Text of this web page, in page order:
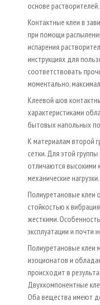
основе
Контактные клеи в
при помощи
испарения
инструкциях для
соответствовать
моментально,
Клеевой шов
характеристиками
бытовых напольных
К материалам второй
сетки. Для этой
отличаются высокими
механические нагрузки.
Полиуретановые клеи
стойкостью к
жесткими.
эксплуатации и почти
Полиуретановые клеи
изоционатов и
происходит в
Двухкомпонентные
Оба вещества имеют